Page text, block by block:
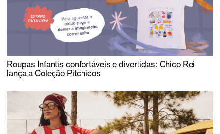
Roupas Infantis confortáveis e divertidas: Chico Rei
lança a Coleção Pitchicos